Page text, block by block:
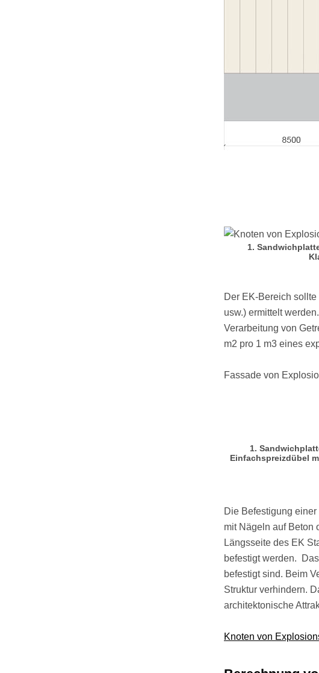
1.
Der EK-Bereich
usw.) ermittelt
Verarbeitung von
m2 pro 1 m3 eines
Fassade von
1.
Einfachspreizdübel
Die Befestigung
mit Nägeln auf Beton
Längsseite des EK
befestigt werden.
befestigt sind. Beim
Struktur verhindern.
architektonische
Knoten von